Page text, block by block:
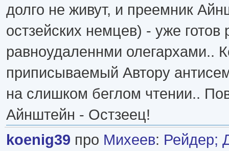
долго не живут, и преемник
остзейских немцев) - уже готов
равноудаленнми олегархами..
приписываемый Автору
на слишком беглом чтении..
Айнштейн - Остзеец!
koenig39 про Михеев: Рейдер;